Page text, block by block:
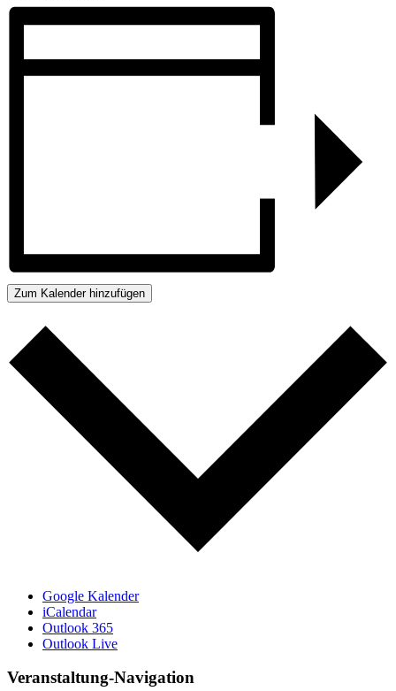
Zum Kalender hinzufügen
Google Kalender
iCalendar
Outlook 365
Outlook Live
Veranstaltung-Navigation